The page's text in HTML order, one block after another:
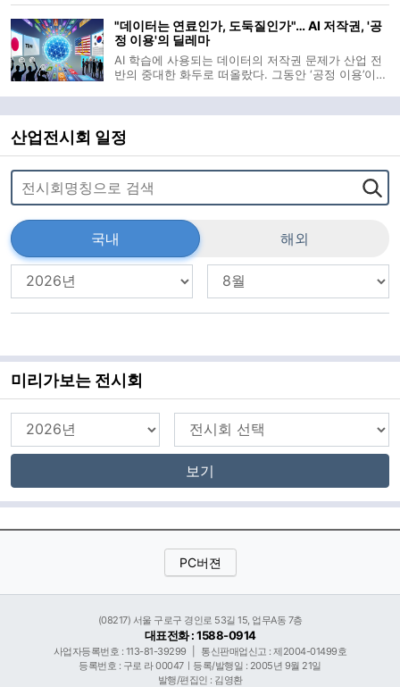
1월 말부터 한 달간 진행된 입
"데이터는 연료인가, 도둑질인가"… AI 저작권, '공
정 이용'의 딜레마
AI 학습에 사용되는 데이터의 저작권 문제가 산업 전
반의 중대한 화두로 떠올랐다. 그동안 ‘공정 이용’이라
텐츠 제작자 양측 모두에게 시급한 판단을 요구한다.
특히 한국은 주요국과 달
산업전시회 일정
국내 해외
미리가보는 전시회
보기
PC버젼
(08217) 서울 구로구 경인로 53길 15, 업무A동 7층
대표전화 : 1588-0914
사업자등록번호 : 113-81-39299
통신판매업신고 : 제2004-01499호
등록번호 : 구로 라 00047ㅣ등록/발행일 : 2005년 9월 21일
발행/편집인 : 김영환